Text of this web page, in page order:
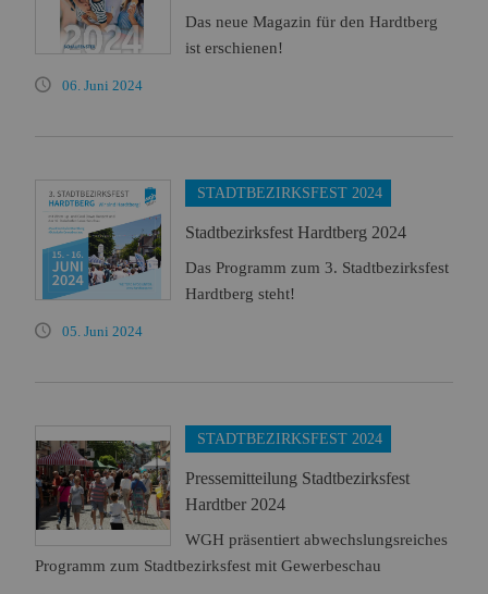
Das neue Magazin für den Hardtberg
ist erschienen!
06. Juni 2024
STADTBEZIRKSFEST 2024
Stadtbezirksfest Hardtberg 2024
Das Programm zum 3. Stadtbezirksfest
Hardtberg steht!
05. Juni 2024
STADTBEZIRKSFEST 2024
Pressemitteilung Stadtbezirksfest
Hardtber 2024
WGH präsentiert abwechslungsreiches
Programm zum Stadtbezirksfest mit Gewerbeschau